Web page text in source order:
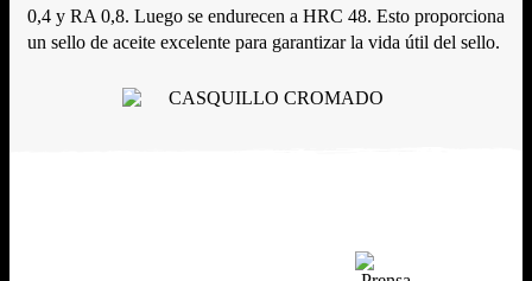
0,4 y RA 0,8. Luego se endurecen a HRC 48. Esto proporciona
un sello de aceite excelente para garantizar la vida útil del sello.